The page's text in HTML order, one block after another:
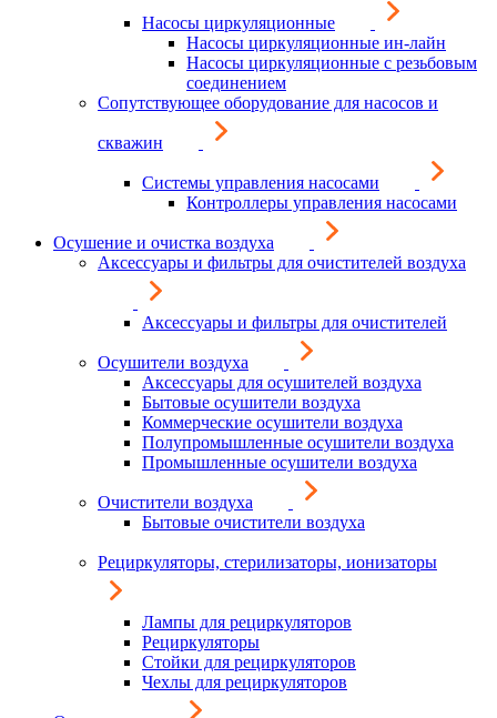
Насосы циркуляционные
Насосы циркуляционные ин-лайн
Насосы циркуляционные с резьбовым
соединением
Сопутствующее оборудование для насосов и
скважин
Системы управления насосами
Контроллеры управления насосами
Осушение и очистка воздуха
Аксессуары и фильтры для очистителей воздуха
Аксессуары и фильтры для очистителей
Осушители воздуха
Аксессуары для осушителей воздуха
Бытовые осушители воздуха
Коммерческие осушители воздуха
Полупромышленные осушители воздуха
Промышленные осушители воздуха
Очистители воздуха
Бытовые очистители воздуха
Рециркуляторы, стерилизаторы, ионизаторы
Лампы для рециркуляторов
Рециркуляторы
Стойки для рециркуляторов
Чехлы для рециркуляторов